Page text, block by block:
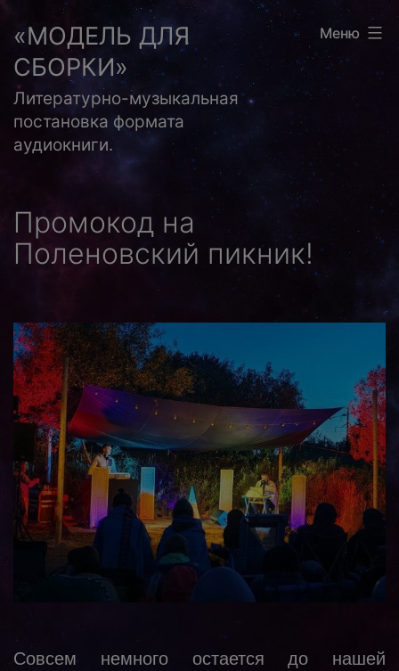
Перейти
содержимому
«МОДЕЛЬ ДЛЯ
СБОРКИ»
Литературно-музыкальная
постановка формата
аудиокниги.
Меню
Промокод на
Поленовский пикник!
Совсем немного остается до нашей